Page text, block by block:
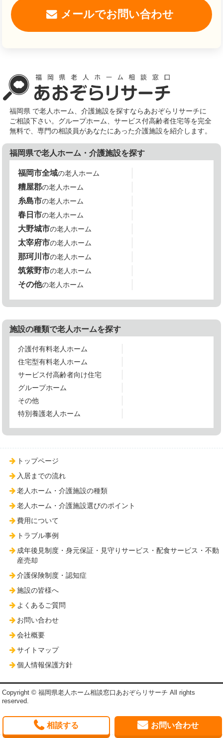
メールでお問い合わせ
福岡県 で老人ホーム、介護施設を探すならあおぞらリサーチに
ご相談下さい。グループホーム、サービス付高齢者住宅等を完全
無料で、専門の相談員があなたにあった介護施設を紹介します。
福岡県で老人ホーム・介護施設を探す
福岡市全域の老人ホーム
糟屋郡の老人ホーム
糸島市の老人ホーム
春日市の老人ホーム
大野城市の老人ホーム
太宰府市の老人ホーム
那珂川市の老人ホーム
筑紫野市の老人ホーム
その他の老人ホーム
施設の種類で老人ホームを探す
介護付有料老人ホーム
住宅型有料老人ホーム
サービス付高齢者向け住宅
グループホーム
その他
特別養護老人ホーム
トップページ
入居までの流れ
老人ホーム・介護施設の種類
老人ホーム・介護施設選びのポイント
費用について
トラブル事例
成年後見制度・身元保証・見守りサービス・配食サービス・不動
産売却
介護保険制度・認知症
施設の皆様へ
よくあるご質問
お問い合わせ
会社概要
サイトマップ
個人情報保護方針
Copyright © 福岡県老人ホーム相談窓口あおぞらリサーチ All rights
reserved.
相談する お問い合わせ